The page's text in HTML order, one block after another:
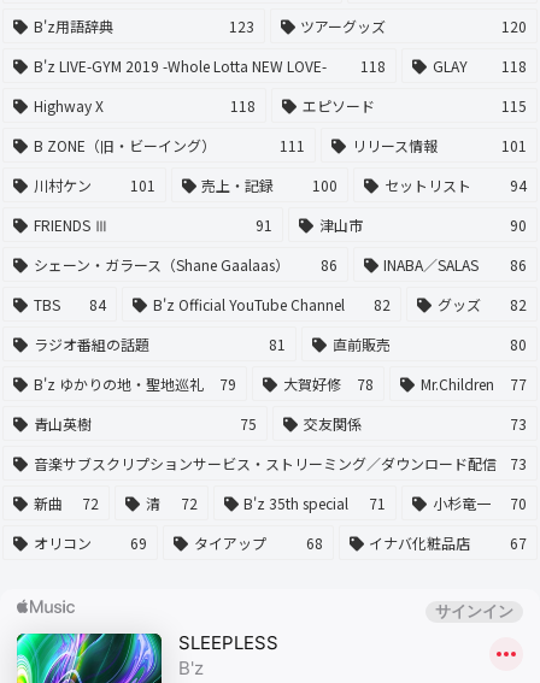
B'z用語辞典
123 ツアーグッズ
120
B'z LIVE-GYM 2019 -Whole Lotta NEW LOVE-
118 GLAY
118
Highway X
118 エピソード
115
B ZONE（旧・ビーイング）
111 リリース情報
101
川村ケン
101 売上・記録 100 セットリスト
94
FRIENDS Ⅲ
91 津山市
90
シェーン・ガラース（Shane Gaalaas）
86 INABA／SALAS
86
TBS
84 B'z Official YouTube Channel 82 グッズ
82
ラジオ番組の話題
81 直前販売
80
B'z ゆかりの地・聖地巡礼
79 大賀好修 78 Mr.Children
77
青山英樹
75 交友関係
73
音楽サブスクリプションサービス・ストリーミング／ダウンロード配信
73
新曲
72 清 72 B'z 35th special 71 小杉竜一
70
オリコン
69 タイアップ 68 イナバ化粧品店 67